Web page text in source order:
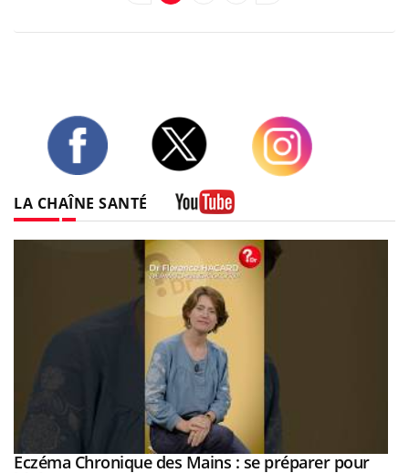
LA CHAÎNE SANTÉ
Youtube
Eczéma Chronique des Mains : se préparer pour